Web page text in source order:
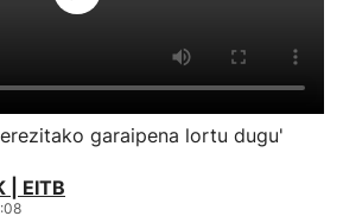
garaipena lortu dugu'
| EITB